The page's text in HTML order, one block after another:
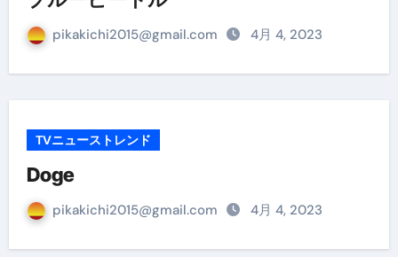
pikakichi2015@gmail.com 4月 4, 2023
TVニューストレンド
Doge
pikakichi2015@gmail.com 4月 4, 2023